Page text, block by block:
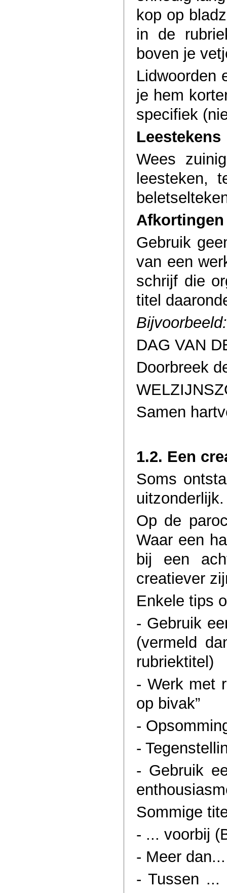
kop op
in de
boven je
Lidwoorden
je hem
specifiek
Leestekens
Wees
leesteken,
Afkortingen
Gebruik
van een
schrijf die
titel
Bijvoorbeeld:
DAG VAN
Doorbreek
Samen
1.2. Een
Soms
Op de
Waar een
bij een
creatiever
Enkele tips
- Gebruik
(vermeld
rubriektitel)
- Werk met
op bivak”
-
-
- Gebruik
Sommige
- ... voorbij
- Meer dan...
- Tussen ...